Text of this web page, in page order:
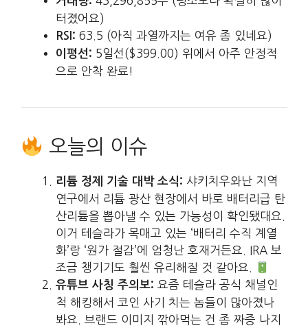
터졌어요)
RSI: 63.5 (아직 과열까지는 여유 좀 있네요)
이평선: 5일선($399.00) 위에서 아주 안정적
으로 안착 완료!
오늘의 이슈
리튬 정제 기술 대박 소식: 샤키치우와난 지역
연구에서 리튬 광산 현장에서 바로 배터리급 탄
산리튬을 뽑아낼 수 있는 가능성이 확인됐대요.
이거 테슬라가 목매고 있는 ‘배터리 수직 계열
화’랑 ‘원가 절감’에 엄청난 호재거든요. IRA 보
조금 챙기기도 훨씬 유리해질 것 같아요.
유튜브 사칭 주의보: 요즘 테슬라 공식 채널인
척 해킹해서 코인 사기 치는 놈들이 많아졌나
봐요. 브랜드 이미지 깎아먹는 건 좀 짜증 나지